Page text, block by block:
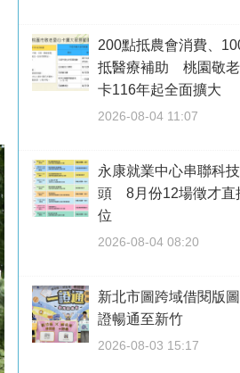
200點抵農會消費、
抵醫療補助 桃園敬
卡116年起全面擴大
2026-08-04 11:07
永康就業中心串聯科
頭 8月份12場徵才直
位
2026-08-04 08:20
新北市圖跨域借閱版
證暢通至新竹
2026-08-03 15:17